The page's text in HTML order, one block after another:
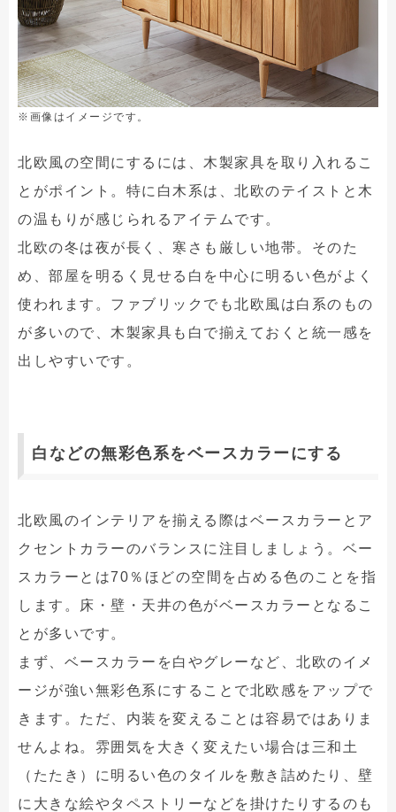
※画像はイメージです。
北欧風の空間にするには、木製家具を取り入れるこ
とがポイント。特に白木系は、北欧のテイストと木
の温もりが感じられるアイテムです。
北欧の冬は夜が長く、寒さも厳しい地帯。そのた
め、部屋を明るく見せる白を中心に明るい色がよく
使われます。ファブリックでも北欧風は白系のもの
が多いので、木製家具も白で揃えておくと統一感を
出しやすいです。
白などの無彩色系をベースカラーにする
北欧風のインテリアを揃える際はベースカラーとア
クセントカラーのバランスに注目しましょう。ベー
スカラーとは70％ほどの空間を占める色のことを指
します。床・壁・天井の色がベースカラーとなるこ
とが多いです。
まず、ベースカラーを白やグレーなど、北欧のイメ
ージが強い無彩色系にすることで北欧感をアップで
きます。ただ、内装を変えることは容易ではありま
せんよね。雰囲気を大きく変えたい場合は三和土
（たたき）に明るい色のタイルを敷き詰めたり、壁
に大きな絵やタペストリーなどを掛けたりするのも